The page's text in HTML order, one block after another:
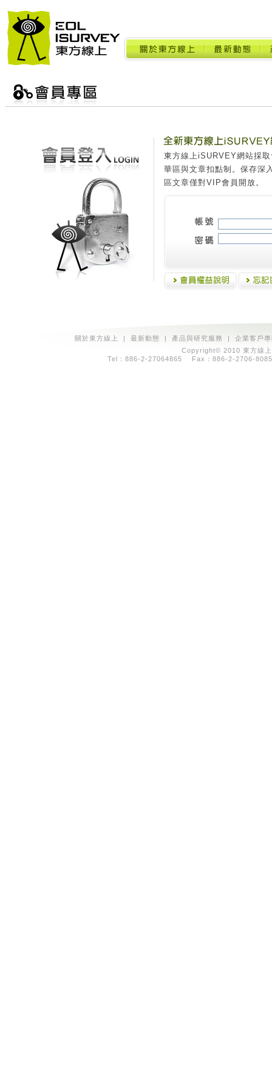
東方線上iSURVEY網站採
華區與文章扣點制。保存深
區文章僅對VIP會員開放。
關於東方線上 | 最新動態 | 產品與研究服務 | 企業客戶
Copyright© 2010 東方線
Tel：886-2-27064865 Fax：886-2-2706-